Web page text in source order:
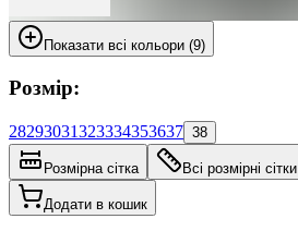
Показати всі кольори (9)
Розмір:
28293031323334353637 38
Розмірна сітка Всі розмірні сітки
Додати в кошик